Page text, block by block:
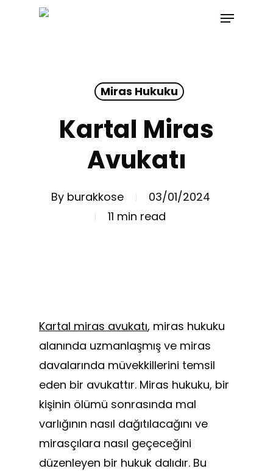
Menu
Miras Hukuku
Kartal Miras
Avukatı
By burakkose
03/01/2024
11 min read
Kartal miras avukatı, miras hukuku
alanında uzmanlaşmış ve miras
davalarında müvekkillerini temsil
eden bir avukattır. Miras hukuku, bir
kişinin ölümü sonrasında mal
varlığının nasıl dağıtılacağını ve
mirasçılara nasıl geçeceğini
düzenleyen bir hukuk dalıdır. Bu